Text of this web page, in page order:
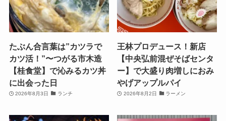
たぶん合言葉は”カツラで
カツ活！”〜つがる市木造
【桂食堂】で沁みるカツ丼
に出会った日
2026年8月3日 ランチ
王林プロデュース！新店
【中央弘前混ぜそばセンタ
ー】で大盛り肉増しにおみ
やげアップルパイ
2026年8月2日 ラーメン